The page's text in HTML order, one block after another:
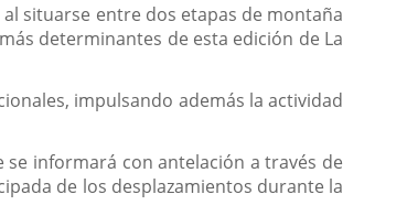
situarse entre dos etapas de montaña
determinantes de esta edición de La
impulsando además la actividad
informará con antelación a través de
de los desplazamientos durante la